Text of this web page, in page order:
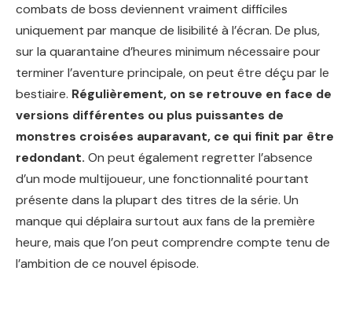
combats de boss deviennent vraiment difficiles
uniquement par manque de lisibilité à l’écran. De plus,
sur la quarantaine d’heures minimum nécessaire pour
terminer l’aventure principale, on peut être déçu par le
bestiaire. Régulièrement, on se retrouve en face de
versions différentes ou plus puissantes de
monstres croisées auparavant, ce qui finit par être
redondant. On peut également regretter l’absence
d’un mode multijoueur, une fonctionnalité pourtant
présente dans la plupart des titres de la série. Un
manque qui déplaira surtout aux fans de la première
heure, mais que l’on peut comprendre compte tenu de
l’ambition de ce nouvel épisode.